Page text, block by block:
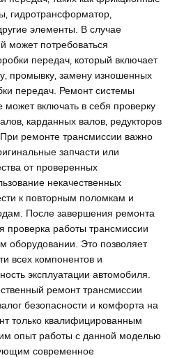
гидротрансформатор‚
элементы. В случае
может потребоваться
передач‚ который включает
промывку‚ замену изношенных
передач. Ремонт системы
может включать в себя проверку
карданных валов‚ редукторов
ремонте трансмиссии важно
запчасти или
от проверенных
некачественных
к повторным поломкам и
После завершения ремонта
проверка работы трансмиссии
оборудовании. Это позволяет
всех компонентов и
эксплуатации автомобиля.
ремонт трансмиссии
безопасности и комфорта на
только квалифицированным
опыт работы с данной моделью
современное